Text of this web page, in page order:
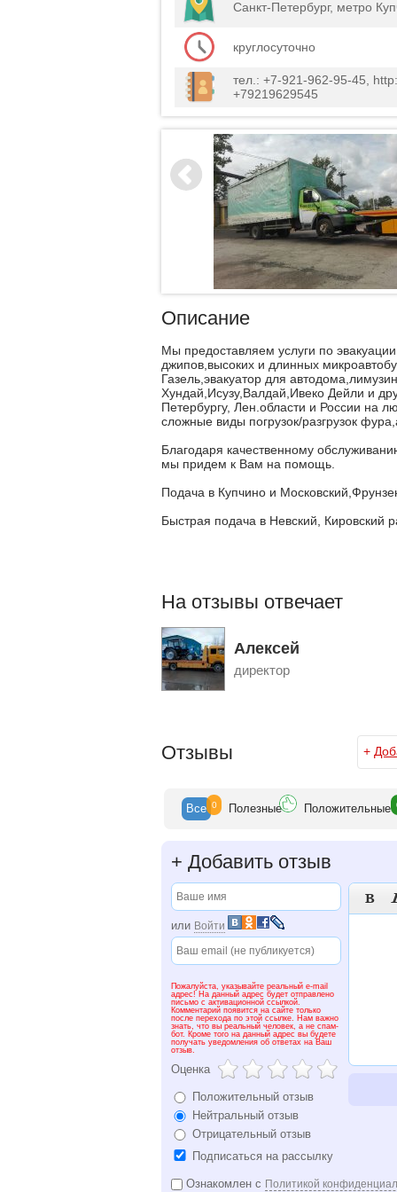
Санкт-Петербург, метро
круглосуточно
тел.: +7-921-962-95-45,
+79219629545
Описание
Мы предоставляем услуги по
джипов,высоких и длинных
Газель,эвакуатор для
Хундай,Исузу,Валдай,Ивеко Дейли и
Петербургу, Лен.области и России на
сложные виды погрузок/разгрузок
Благодаря качественному
мы придем к Вам на помощь.
Подача в Купчино и
Быстрая подача в Невский,
На отзывы отвечает
Алексей
директор
Отзывы +
Все 0 Полезные Положительные
+ Добавить отзыв
или Войти
Пожалуйста, указывайте реальный e-mail
адрес! На данный адрес будет отправлено
письмо с активационной ссылкой.
Комментарий появится на сайте только
после перехода по этой ссылке. Нам важно
знать, что вы реальный человек, а не спам-
бот. Кроме того на данный адрес вы будете
получать уведомления об ответах на Ваш
отзыв.
Оценка
Положительный отзыв
Нейтральный отзыв
Отрицательный отзыв
Подписаться на рассылку

Ознакомлен с Политикой